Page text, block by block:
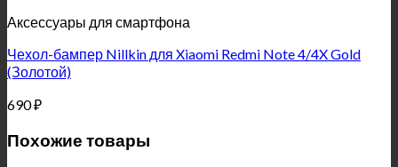
Аксессуары для смартфона
Чехол-бампер Nillkin для Xiaomi Redmi Note 4/4X Gold
(Золотой)
690₽
Похожие товары